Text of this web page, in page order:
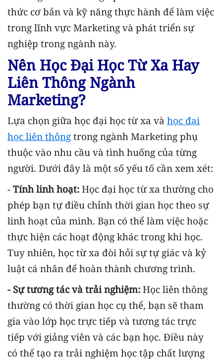
thức cơ bản và kỹ năng thực hành để làm việc
trong lĩnh vực Marketing và phát triển sự
nghiệp trong ngành này.
Nên Học Đại Học Từ Xa Hay
Liên Thông Ngành
Marketing?
Lựa chọn giữa học đại học từ xa và học đại
học liên thông trong ngành Marketing phụ
thuộc vào nhu cầu và tình huống của từng
người. Dưới đây là một số yếu tố cần xem xét:
- Tính linh hoạt: Học đại học từ xa thường cho
phép bạn tự điều chỉnh thời gian học theo sự
linh hoạt của mình. Bạn có thể làm việc hoặc
thực hiện các hoạt động khác trong khi học.
Tuy nhiên, học từ xa đòi hỏi sự tự giác và kỷ
luật cá nhân để hoàn thành chương trình.
- Sự tương tác và trải nghiệm: Học liên thông
thường có thời gian học cụ thể, bạn sẽ tham
gia vào lớp học trực tiếp và tương tác trực
tiếp với giảng viên và các bạn học. Điều này
có thể tạo ra trải nghiệm học tập chất lượng